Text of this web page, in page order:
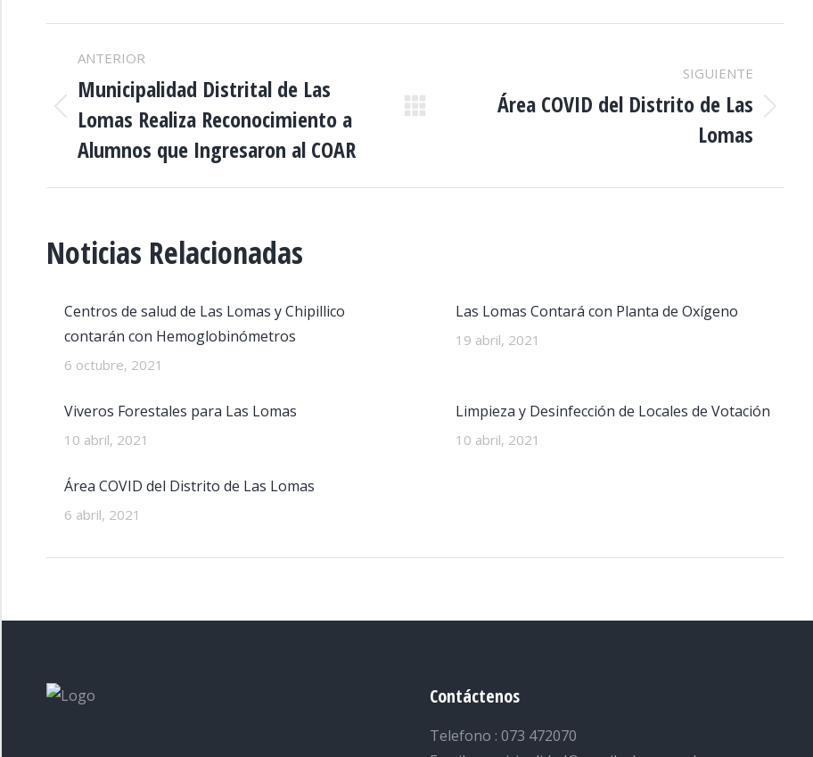
FacebookTwitterLinkedInPinterestWhatsApp
NAVEGACIÓN
ENTRE
PUBLICACIONES
ANTERIOR
Publicación
anterior:
Municipalidad Distrital de Las
Lomas Realiza Reconocimiento a
Alumnos que Ingresaron al COAR
SIGUIENTE
PublicaciónÁrea COVID del Distrito de Las
Lomas
Noticias Relacionadas
Centros de salud de Las Lomas y Chipillico
contarán con Hemoglobinómetros
6 octubre, 2021
Las Lomas Contará con Planta de Oxígeno
19 abril, 2021
Viveros Forestales para Las Lomas
10 abril, 2021
Limpieza y Desinfección de Locales de Votación
10 abril, 2021
Área COVID del Distrito de Las Lomas
6 abril, 2021
Contáctenos
Telefono : 073 472070